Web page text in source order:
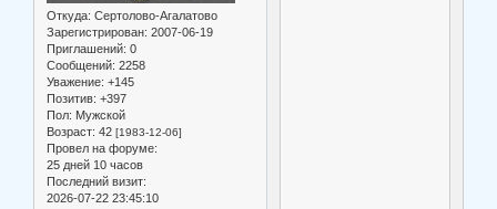
Откуда: Сертолово-Агалатово
Зарегистрирован: 2007-06-19
Приглашений: 0
Сообщений: 2258
Уважение: +145
Позитив: +397
Пол: Мужской
Возраст: 42 [1983-12-06]
Провел на форуме:
25 дней 10 часов
Последний визит:
2026-07-22 23:45:10